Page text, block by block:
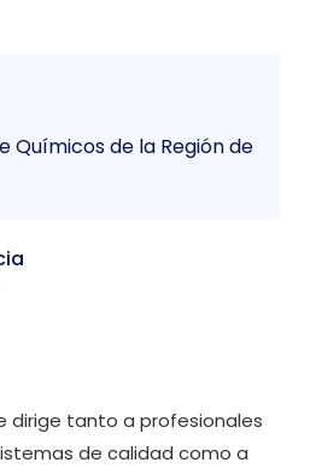
dirige tanto a profesionales
de calidad como a
Químicos de la Región de